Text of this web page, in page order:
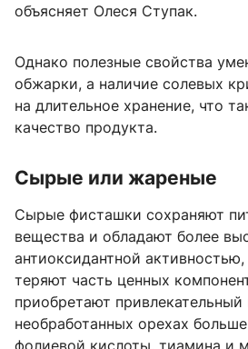
объясняет Олеся Ступак.
Однако полезные свойства
обжарки, а наличие солевых
на длительное хранение, что
качество продукта.
Сырые или жареные
Сырые фисташки сохраняют
вещества и обладают более
антиоксидантной
теряют часть ценных
приобретают
необработанных орехах